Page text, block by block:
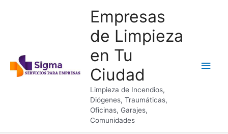
Empresas
de Limpieza
en Tu
Ciudad
Limpieza de Incendios,
Diógenes, Traumáticas,
Oficinas, Garajes,
Comunidades